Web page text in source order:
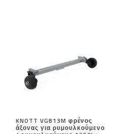
KNOTT VGB13M φρένος
άξονας για ρυμουλκούμενο